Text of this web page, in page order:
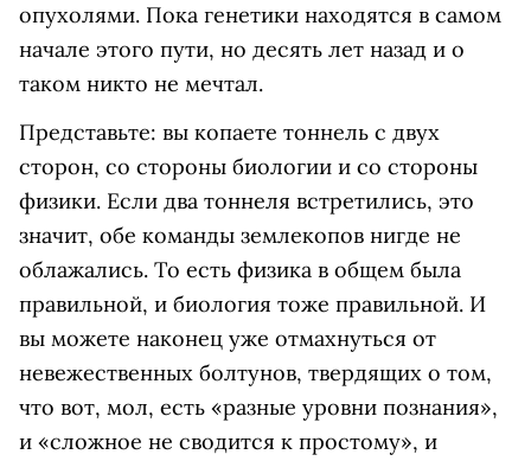
опухолями. Пока генетики находятся в самом
начале этого пути, но десять лет назад и о
таком никто не мечтал.
Представьте: вы копаете тоннель с двух
сторон, со стороны биологии и со стороны
физики. Если два тоннеля встретились, это
значит, обе команды землекопов нигде не
облажались. То есть физика в общем была
правильной, и биология тоже правильной. И
вы можете наконец уже отмахнуться от
невежественных болтунов, твердящих о том,
что вот, мол, есть «разные уровни познания»,
и «сложное не сводится к простому», и